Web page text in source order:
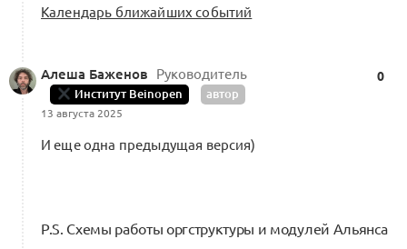
«Екатеринбург: феномены моды»
0 комментариев
Календарь ближайших событий
Алеша Баженов Руководитель
Институт Beinopen автор
13 августа 2025
0
И еще одна предыдущая версия)
P.S. Схемы работы оргструктуры и модулей Альянса